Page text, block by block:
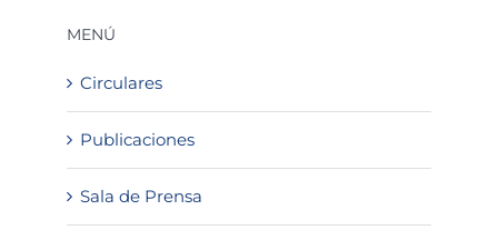
MENÚ
Circulares
Publicaciones
Sala de Prensa